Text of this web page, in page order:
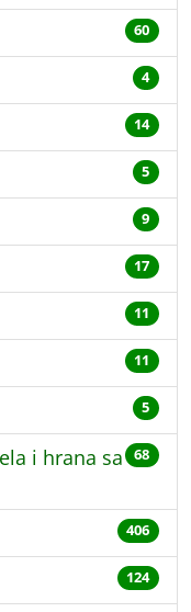
60
4
14
5
9
17
11
11
5
i hrana sa
68
406
124